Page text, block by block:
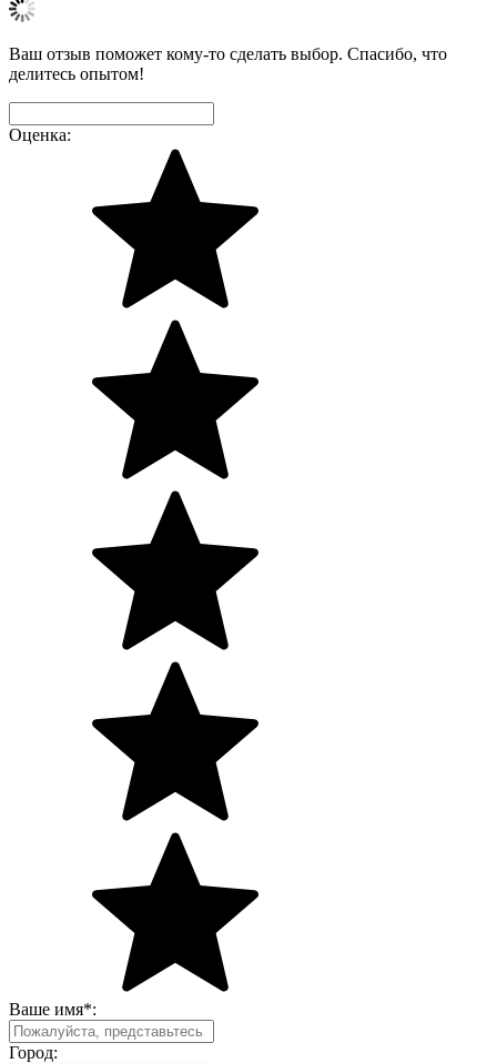
Ваш отзыв поможет кому-то сделать выбор. Спасибо, что
делитесь опытом!
Оценка:
Ваше имя*:
Город: